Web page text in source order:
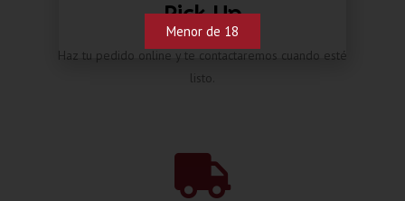
Pick Up
Haz tu pedido online y te contactaremos cuando esté
listo.
Menor de 18